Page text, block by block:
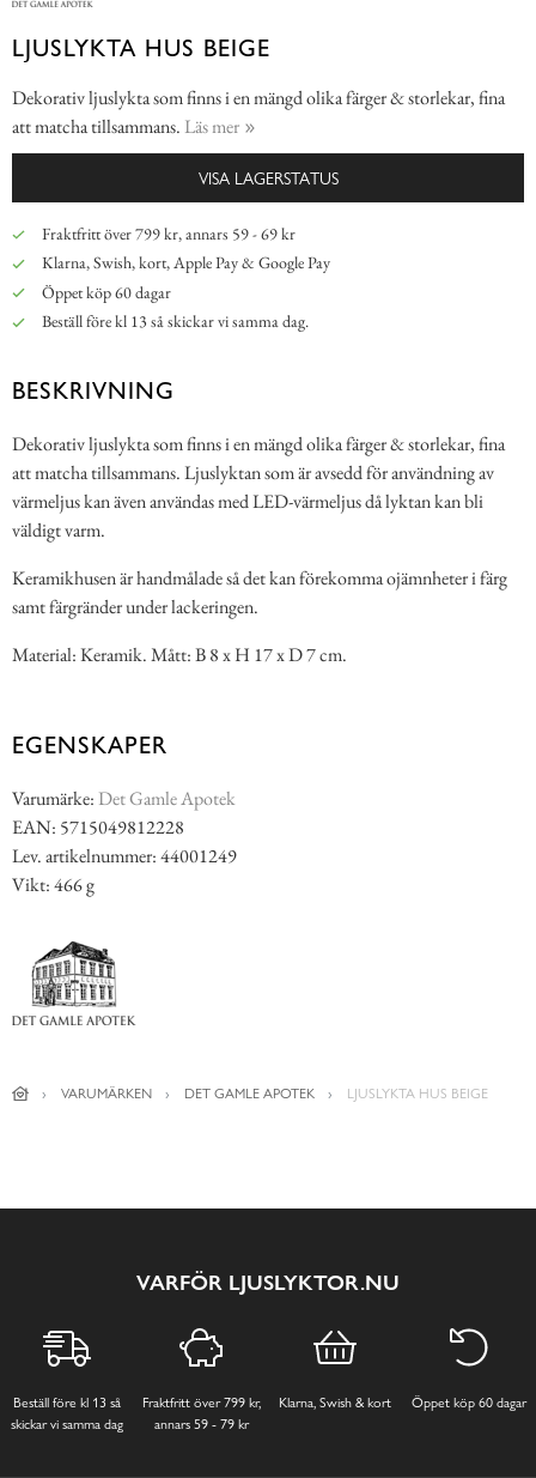
LJUSLYKTA HUS BEIGE
Dekorativ ljuslykta som finns i en mängd olika färger & storlekar, fina
att matcha tillsammans. Läs mer
VISA LAGERSTATUS
Fraktfritt över 799 kr, annars 59 - 69 kr
Klarna, Swish, kort, Apple Pay & Google Pay
Öppet köp 60 dagar
Beställ före kl 13 så skickar vi samma dag.
BESKRIVNING
Dekorativ ljuslykta som finns i en mängd olika färger & storlekar, fina
att matcha tillsammans. Ljuslyktan som är avsedd för användning av
värmeljus kan även användas med LED-värmeljus då lyktan kan bli
väldigt varm.
Keramikhusen är handmålade så det kan förekomma ojämnheter i färg
samt färgränder under lackeringen.
Material: Keramik. Mått: B 8 x H 17 x D 7 cm.
EGENSKAPER
Varumärke: Det Gamle Apotek
EAN: 5715049812228
Lev. artikelnummer: 44001249
Vikt: 466 g
VARUMÄRKEN DET GAMLE APOTEK LJUSLYKTA HUS BEIGE
VARFÖR LJUSLYKTOR.NU
Beställ före kl 13 så
skickar vi samma dag
Fraktfritt över 799 kr,
annars 59 - 79 kr
Klarna, Swish & kort Öppet köp 60 dagar